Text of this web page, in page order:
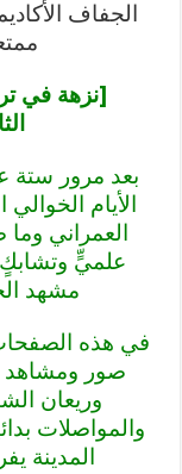
الجفاف
[نزهة في
بعد مرور ستة
الأيام
العمراني
علميٍّ
مشهد
في هذه
صور ومشاهد
وريعان
والمواصلات
المدينة